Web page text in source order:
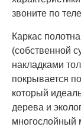
звоните по
Каркас
(собственной
накладками
покрывается
который
дерева и
многослойный